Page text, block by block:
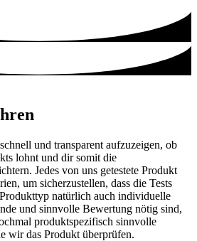
und transparent aufzuzeigen, ob
lohnt und dir somit die
Jedes von uns getestete Produkt
um sicherzustellen, dass die Tests
natürlich auch individuelle
und sinnvolle Bewertung nötig sind,
produktspezifisch sinnvolle
wir das Produkt überprüfen.